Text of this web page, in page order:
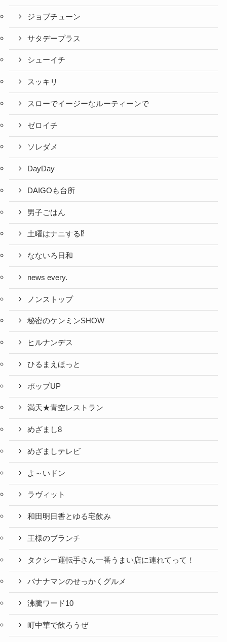
ジョブチューン
サタデープラス
シューイチ
スッキリ
スローでイージーなルーティーンで
ゼロイチ
ソレダメ
DayDay
DAIGOも台所
男子ごはん
土曜はナニする⁉
なないろ日和
news every.
ノンストップ
秘密のケンミンSHOW
ヒルナンデス
ひるまえほっと
ポップUP
満天★青空レストラン
めざまし8
めざましテレビ
よ～いドン
ラヴィット
和田明日香とゆる宅飲み
王様のブランチ
タクシー運転手さん一番うまい店に連れてって！
バナナマンのせっかくグルメ
沸騰ワード10
町中華で飲ろうぜ